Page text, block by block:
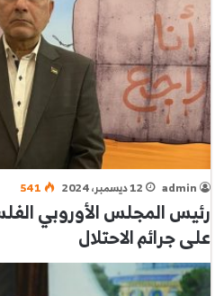
admin 12 ديسمبر، 2024 541
رئيس المجلس الأوروبي
على جرائم الاحتلال